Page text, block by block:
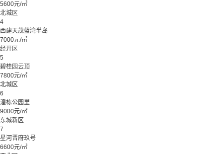
5600元/㎡
北城区
4
西建天茂蓝湾半岛
7000元/㎡
经开区
5
碧桂园云顶
7800元/㎡
北城区
6
湟栋公园里
9000元/㎡
东城新区
7
星河晋府玖号
6600元/㎡